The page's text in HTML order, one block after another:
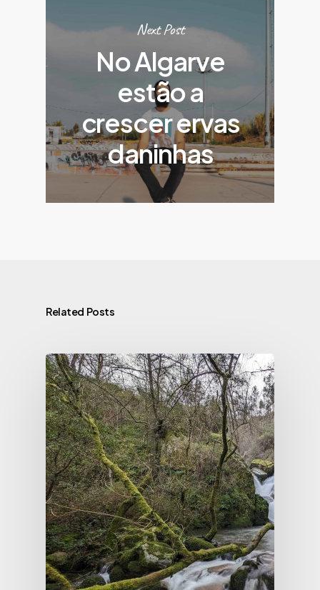
Next Post
No Algarve
estão a
crescer ervas
daninhas
Related Posts